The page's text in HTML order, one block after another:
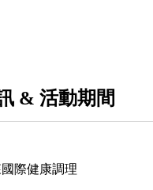
& 活動期間
際健康調理